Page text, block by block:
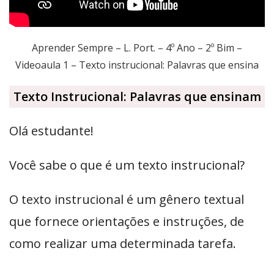
Aprender Sempre – L. Port. – 4º Ano – 2º Bim –
Videoaula 1 – Texto instrucional: Palavras que ensina
Texto Instrucional: Palavras que ensinam
Olá estudante!
Você sabe o que é um texto instrucional?
O texto instrucional é um gênero textual
que fornece orientações e instruções, de
como realizar uma determinada tarefa.